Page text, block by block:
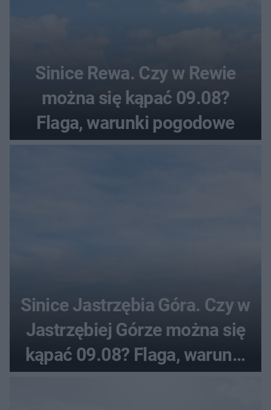
Sinice Rewa. Czy w Rewie
można się kąpać 09.08?
Flaga, warunki pogodowe
Sinice Jastrzębia Góra. Czy w
Jastrzębiej Górze można się
kąpać 09.08? Flaga, warunki
pogodowe